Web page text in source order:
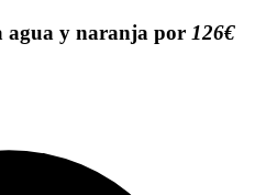
agua y naranja por 126€